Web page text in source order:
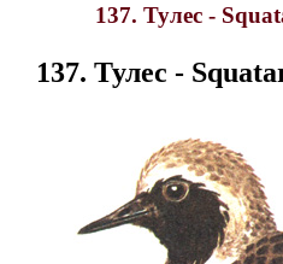
137. Тулес -
137. Тулес -